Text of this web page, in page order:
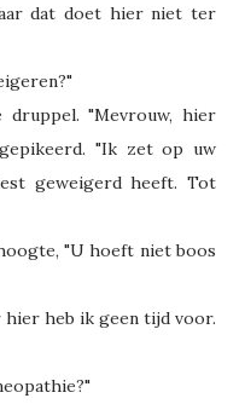
dat doet hier niet ter
"Mevrouw, hier
"Ik zet op uw
geweigerd heeft. Tot
"U hoeft niet boos
hier heb ik geen tijd voor.